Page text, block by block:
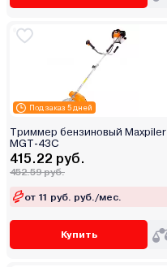
Под заказ 5 дней
Триммер бензиновый Maxpiler
MGT-43C
415.22 руб.
452.59 руб.
от 11 руб. руб./мес.
Купить